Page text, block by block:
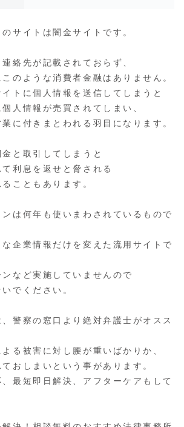
サイトは闇金サイトです。
絡先が記載されておらず、
のような消費者金融はありません。
トに個人情報を送信してしまうと
人情報が売買されてしまい、
に付きまとわれる羽目になります。
と取引してしまうと
利息を返せと脅される
こともあります。
は何年も使いまわされているもので
企業情報だけを変えた流用サイトで
など実施していませんので
でください。
警察の窓口より絶対弁護士がオスス
る被害に対し腰が重いばかりか、
おしまいという事があります。
最短即日解決、アフターケアもして